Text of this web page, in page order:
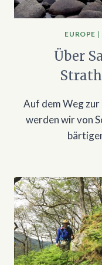
EUROPE |
Über
Auf dem Weg
werden wir von